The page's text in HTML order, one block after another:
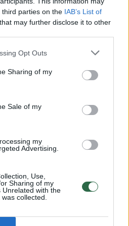
parties on the IAB’s List of
that may further disclose it to other
Opt Outs
Sharing of my
Sale of my
my
Advertising.
Use,
Sharing of my
Unrelated with the
collected.
00:15:54
bandymu įsitvirtinti
neteisus
jaudinančią akimirką
mūsų pagerbimo